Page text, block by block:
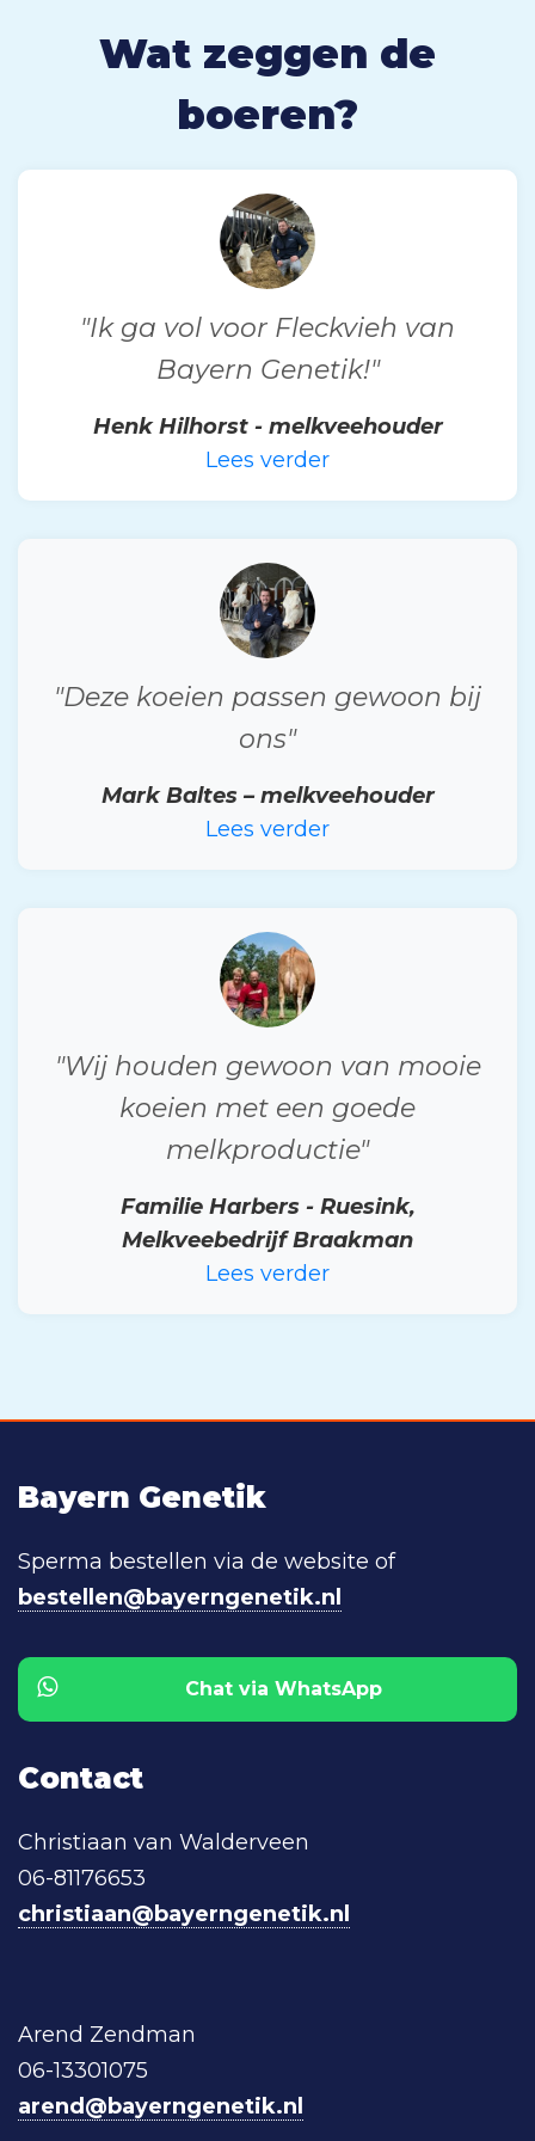
Wat zeggen de
boeren?
"Ik ga vol voor Fleckvieh van
Bayern Genetik!"
Henk Hilhorst - melkveehouder
Lees verder
"Deze koeien passen gewoon bij
ons"
Mark Baltes – melkveehouder
Lees verder
"Wij houden gewoon van mooie
koeien met een goede
melkproductie"
Familie Harbers - Ruesink,
Melkveebedrijf Braakman
Lees verder
Bayern Genetik
Sperma bestellen via de website of
bestellen@bayerngenetik.nl
Chat via WhatsApp
Contact
Christiaan van Walderveen
06-81176653
christiaan@bayerngenetik.nl
Arend Zendman
06-13301075
arend@bayerngenetik.nl